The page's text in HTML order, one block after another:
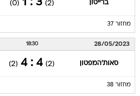
28/05/2023
סאות'המפטון (2)
4 : 4
(2)
מחזור 38